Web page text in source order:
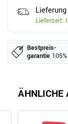
Lieferzeit:
Bestpreis­
garantie 105%
ÄHNLICHE